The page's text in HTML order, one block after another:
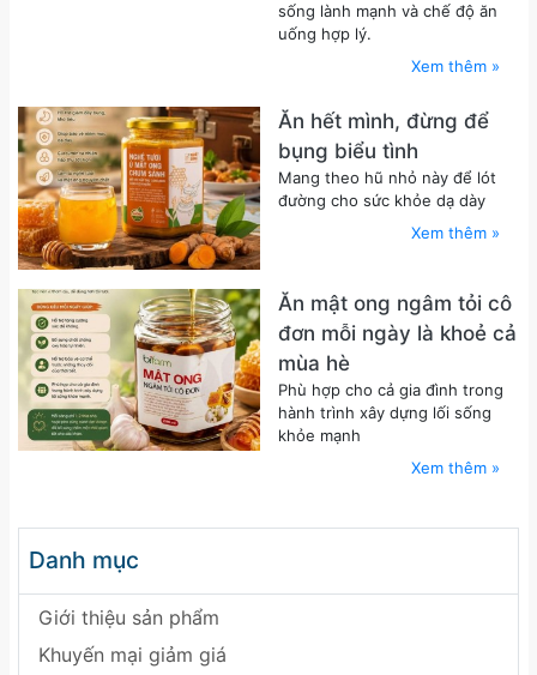
sống lành mạnh và chế độ ăn
uống hợp lý.
Xem thêm »
Ăn hết mình, đừng để
bụng biểu tình
Mang theo hũ nhỏ này để lót
đường cho sức khỏe dạ dày
Xem thêm »
Ăn mật ong ngâm tỏi cô
đơn mỗi ngày là khoẻ cả
mùa hè
Phù hợp cho cả gia đình trong
hành trình xây dựng lối sống
khỏe mạnh
Xem thêm »
Danh mục
Giới thiệu sản phẩm
Khuyến mại giảm giá